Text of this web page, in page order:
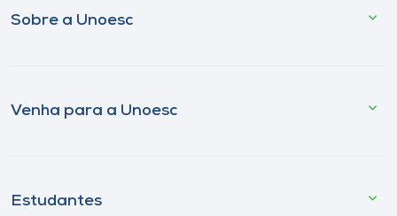
Sobre a Unoesc
Venha para a Unoesc
Estudantes